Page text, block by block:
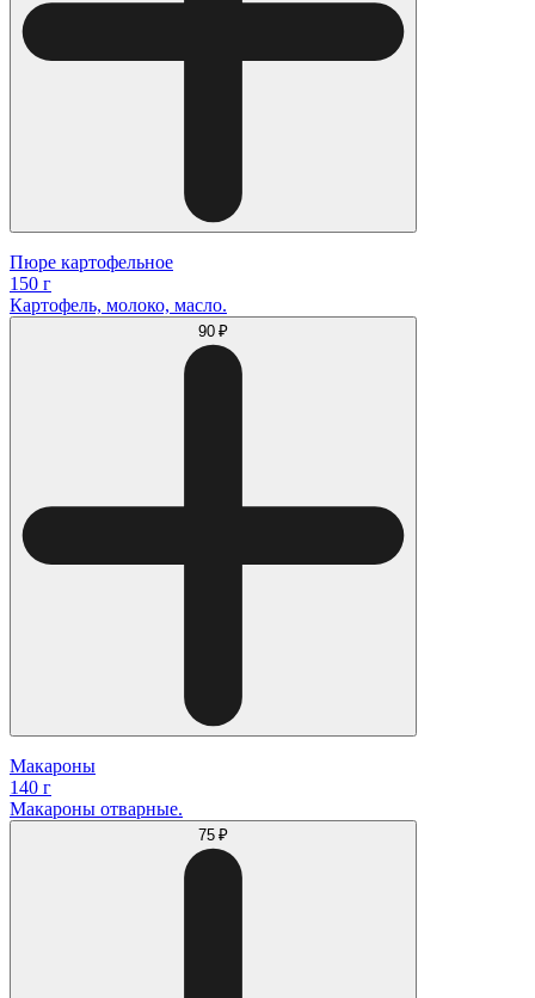
Пюре картофельное
150 г
Картофель, молоко, масло.
90 ₽
Макароны
140 г
Макароны отварные.
75 ₽